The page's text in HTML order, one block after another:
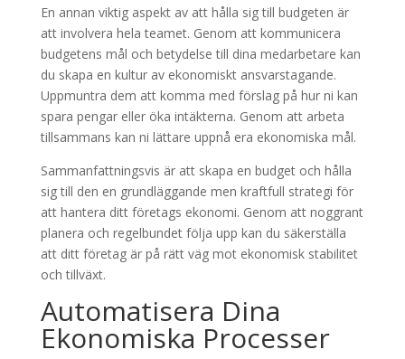
En annan viktig aspekt av att hålla sig till budgeten är
att involvera hela teamet. Genom att kommunicera
budgetens mål och betydelse till dina medarbetare kan
du skapa en kultur av ekonomiskt ansvarstagande.
Uppmuntra dem att komma med förslag på hur ni kan
spara pengar eller öka intäkterna. Genom att arbeta
tillsammans kan ni lättare uppnå era ekonomiska mål.
Sammanfattningsvis är att skapa en budget och hålla
sig till den en grundläggande men kraftfull strategi för
att hantera ditt företags ekonomi. Genom att noggrant
planera och regelbundet följa upp kan du säkerställa
att ditt företag är på rätt väg mot ekonomisk stabilitet
och tillväxt.
Automatisera Dina
Ekonomiska Processer